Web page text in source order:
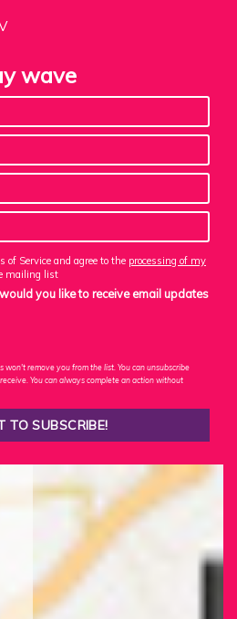
wave
of Service and agree to the processing of my
mailing list
you like to receive email updates
won't remove you from the list. You can unsubscribe
You can always complete an action without